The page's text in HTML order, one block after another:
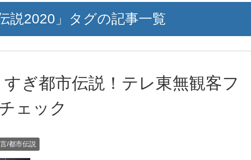
説2020」タグの記事一覧
ぎ都市伝説！テレ東無観客フ
ェック
/都市伝説